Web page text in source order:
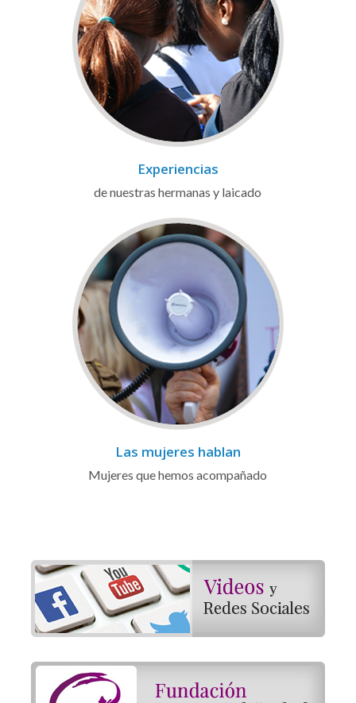
Experiencias
de nuestras hermanas y laicado
Las mujeres hablan
Mujeres que hemos acompañado